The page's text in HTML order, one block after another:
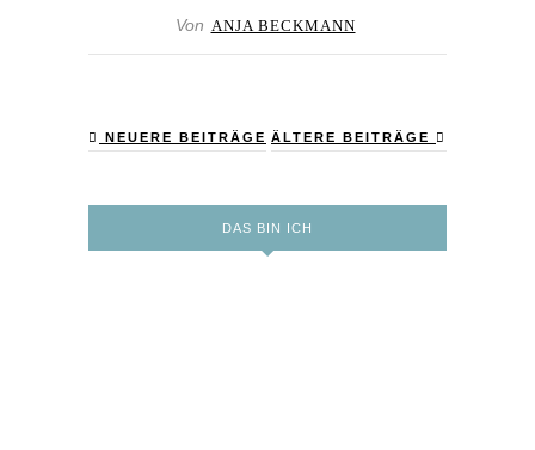
Von ANJA BECKMANN
ÄLTERE BEITRÄGE
NEUERE BEITRÄGE
DAS BIN ICH